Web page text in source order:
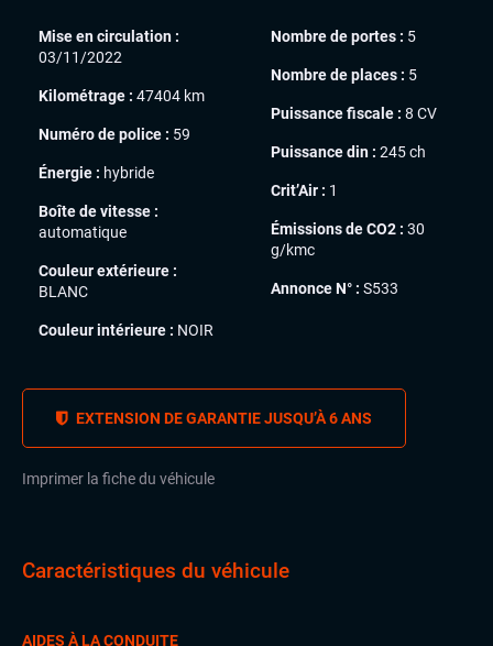
Mise en circulation :
03/11/2022
Kilométrage : 47404 km
Numéro de police : 59
Énergie : hybride
Boîte de vitesse :
automatique
Couleur extérieure :
BLANC
Couleur intérieure : NOIR
Nombre de portes : 5
Nombre de places : 5
Puissance fiscale : 8 CV
Puissance din : 245 ch
Crit’Air : 1
Émissions de CO2 : 30
g/kmc
Annonce N° : S533
EXTENSION DE GARANTIE JUSQU’À 6 ANS
Imprimer la fiche du véhicule
Caractéristiques du véhicule
AIDES À LA CONDUITE